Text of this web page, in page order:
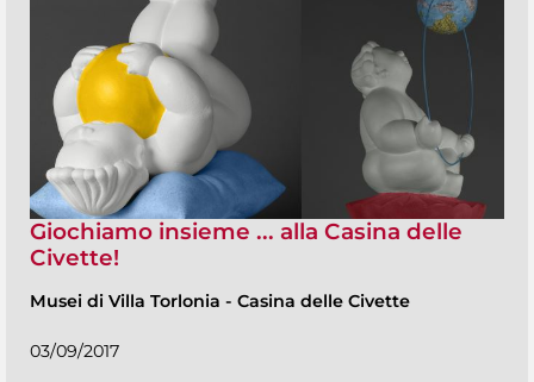
Giochiamo insieme ... alla Casina delle
Civette!
Musei di Villa Torlonia - Casina delle Civette
03/09/2017